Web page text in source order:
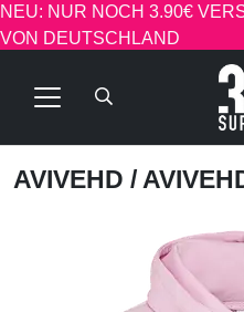
NEU: NUR NOCH 3.90€
VON DEUTSCHLAND
AVIVEHD /